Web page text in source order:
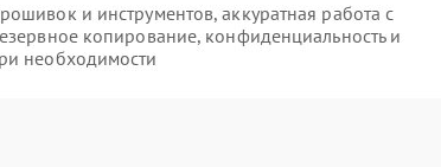
и инструментов, аккуратная работа с
копирование, конфиденциальность и
необходимости